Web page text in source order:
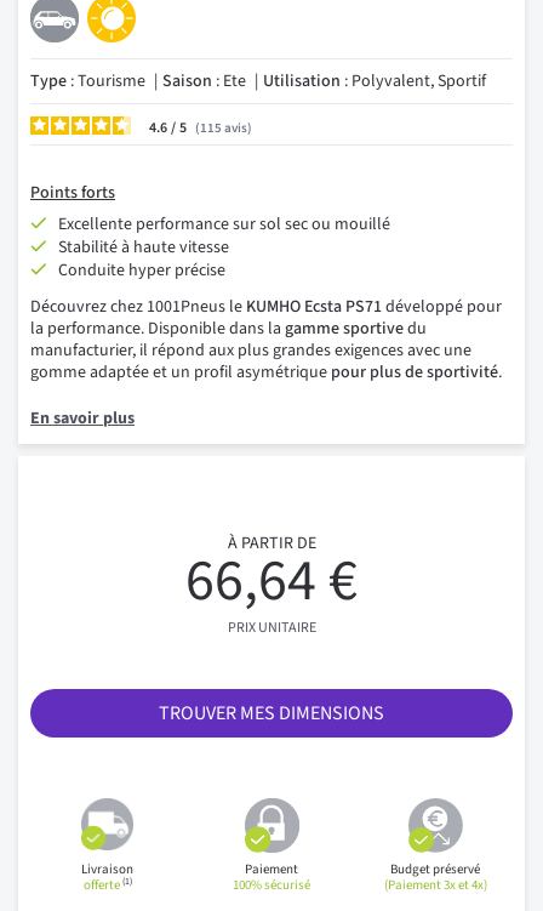
Type : Tourisme Saison : Ete Utilisation : Polyvalent, Sportif
4.6/ 115 avis
Points forts
Excellente performance sur sol sec ou mouillé
Stabilité à haute vitesse
Conduite hyper précise
Découvrez chez 1001Pneus le KUMHO Ecsta PS71développé pour
la performance. Disponible dans la gamme sportivedu
manufacturier, il répond aux plus grandes exigences avec une
gomme adaptée et un profil asymétrique pour plus de sportivité.
En savoir plus
À PARTIR DE
66,64 €
PRIX UNITAIRE
TROUVER MES DIMENSIONS
Livraison
offerte(1)
Paiement
100% sécurisé
Budget préservé
(Paiement 3x et 4x)